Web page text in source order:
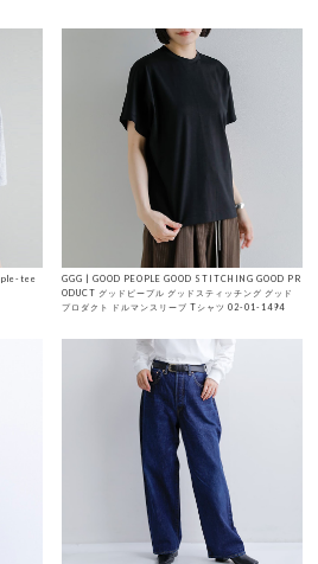
tee
GGG | GOOD PEOPLE GOOD STITCHING GOOD PR
ODUCT グッドピープル グッドスティッチング グッド
プロダクト ドルマンスリーブ Tシャツ 02-01-1494